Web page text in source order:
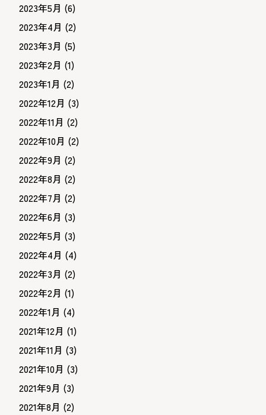
2023年5月 (6)
2023年4月 (2)
2023年3月 (5)
2023年2月 (1)
2023年1月 (2)
2022年12月 (3)
2022年11月 (2)
2022年10月 (2)
2022年9月 (2)
2022年8月 (2)
2022年7月 (2)
2022年6月 (3)
2022年5月 (3)
2022年4月 (4)
2022年3月 (2)
2022年2月 (1)
2022年1月 (4)
2021年12月 (1)
2021年11月 (3)
2021年10月 (3)
2021年9月 (3)
2021年8月 (2)